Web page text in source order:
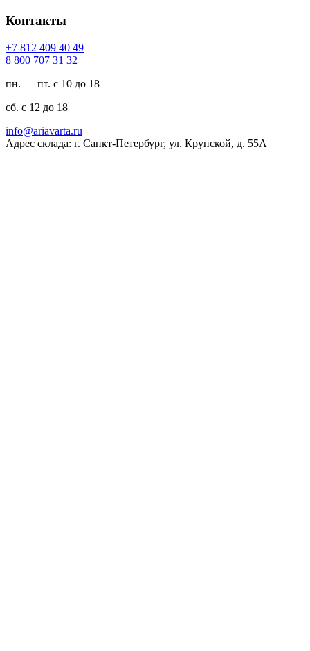
Контакты
94 04 904 218 7+
23 13 707 008 8
пн. — пт. с 10 до 18
сб. с 12 до 18
ur.atravaira@ofni
Адрес склада: г. Санкт-Петербург, ул. Крупской, д. 55А